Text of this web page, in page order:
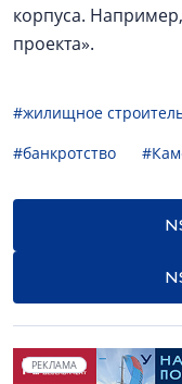
корпуса.
проекта».
#жилищное
#банкротство
РЕКЛАМА